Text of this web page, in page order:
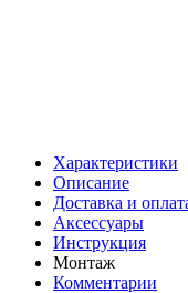
Характеристики
Описание
Доставка и
Аксессуары
Инструкция
Монтаж
Комментарии